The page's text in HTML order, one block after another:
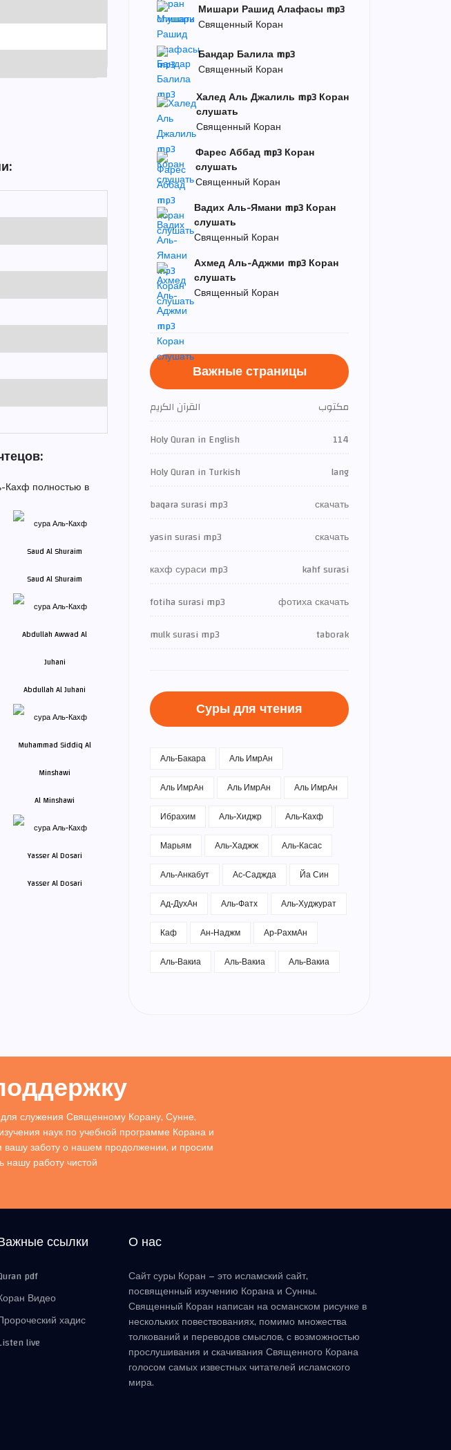
Кахф полностью в
Saud Al Shuraim
Abdullah Al Juhani
Al Minshawi
Yasser Al Dosari
Мишари Рашид Алафасы mp3
Священный Коран
Бандар Балила mp3
Священный Коран
Халед Аль Джалиль mp3 Коран
слушать
Священный Коран
Фарес Аббад mp3 Коран
слушать
Священный Коран
Вадих Аль-Ямани mp3 Коран
слушать
Священный Коран
Ахмед Аль-Аджми mp3 Коран
слушать
Священный Коран
Важные страницы
القرآن الكريم
مكتوب
Holy Quran in English
114
Holy Quran in Turkish
lang
baqara surasi mp3
скачать
yasin surasi mp3
скачать
кахф сураси mp3
kahf surasi
fotiha surasi mp3
фотиха скачать
mulk surasi mp3
taborak
Суры для чтения
Аль-Бакара
Аль ИмрАн
Аль ИмрАн
Аль ИмрАн
Аль ИмрАн
Ибрахим
Аль-Хиджр
Аль-Кахф
Марьям
Аль-Хаджж
Аль-Касас
Аль-Анкабут
Ас-Саджда
Йа Син
Ад-ДухАн
Аль-Фатх
Аль-Худжурат
Каф
Ан-Наджм
Ар-РахмАн
Аль-Вакиа
Аль-Вакиа Аль-Вакиа
служения Священному Корану, Сунне,
наук по учебной программе Корана и
заботу о нашем продолжении, и просим
нашу работу чистой.
ссылки
pdf
Видео
хадис
live
О нас
Сайт суры Коран – это исламский сайт,
посвященный изучению Корана и Сунны.
Священный Коран написан на османском рисунке в
нескольких повествованиях, помимо множества
толкований и переводов смыслов, с возможностью
прослушивания и скачивания Священного Корана
голосом самых известных читателей исламского
мира.